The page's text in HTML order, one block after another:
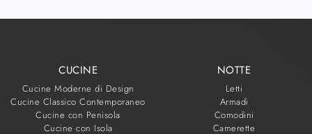
CUCINE
Cucine Moderne di Design
Cucine Classico Contemporaneo
Cucine con Penisola
Cucine con Isola
NOTTE
Letti
Armadi
Comodini
Camerette